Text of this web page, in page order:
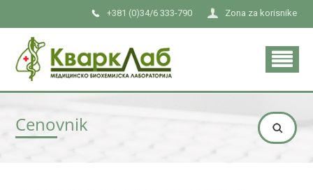
Zona za korisnike
+381 (0)34/6 333-790
Cenovnik